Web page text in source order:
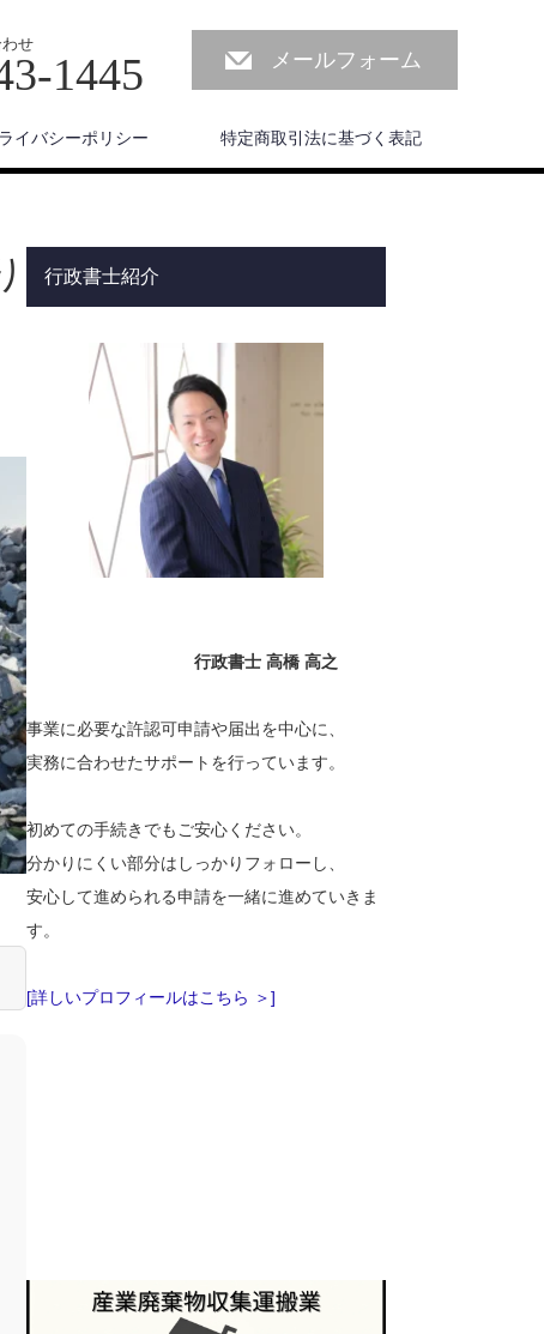
せ
1445 メールフォーム
イバシーポリシー 特定商取引法に基づく表記
行政書士紹介
行政書士 高橋 高之
事業に必要な許認可申請や届出を中心に、
実務に合わせたサポートを行っています。
初めての手続きでもご安心ください。
分かりにくい部分はしっかりフォローし、
安心して進められる申請を一緒に進めていきま
す。
[詳しいプロフィールはこちら ＞]